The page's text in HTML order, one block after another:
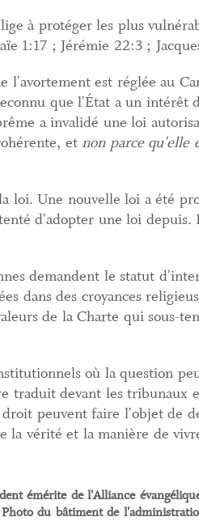
à protéger les plus
1:17 ; Jérémie 22:3 ;
est réglée au
que l'État a un intérêt
a invalidé une loi
et non parce qu'elle
loi. Une nouvelle loi a été
d'adopter une loi
demandent le statut
dans des croyances
de la Charte qui sous-
où la question
traduit devant les tribunaux
peuvent faire l'objet de
vérité et la manière de
émérite de l'Alliance
du bâtiment de